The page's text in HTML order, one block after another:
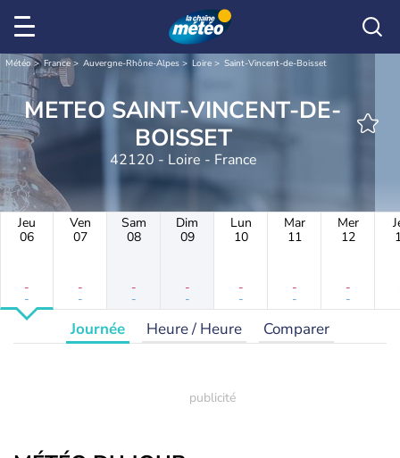
Météo France Auvergne-Rhône-Alpes Loire Saint-Vincent-de-Boisset
METEO SAINT-VINCENT-DE-
BOISSET
42120 - Loire - France
Jeu
06
-
-
Ven
07
-
-
Sam
08
-
-
Dim
09
-
-
Lun
10
-
-
Mar
11
-
-
Mer
12
-
-
Journée Heure / Heure Comparer